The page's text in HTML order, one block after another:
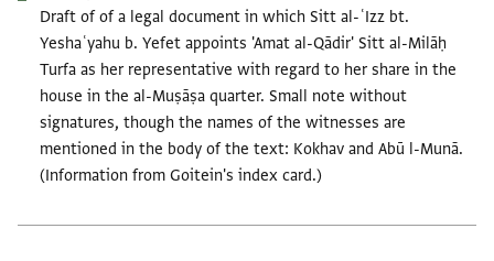
Draft of of a legal document in which Sitt al-ʿIzz bt.
Yeshaʿyahu b. Yefet appoints 'Amat al-Qādir' Sitt al-Milāḥ
Turfa as her representative with regard to her share in the
house in the al-Muṣāṣa quarter. Small note without
signatures, though the names of the witnesses are
mentioned in the body of the text: Kokhav and Abū l-Munā.
(Information from Goitein's index card.)